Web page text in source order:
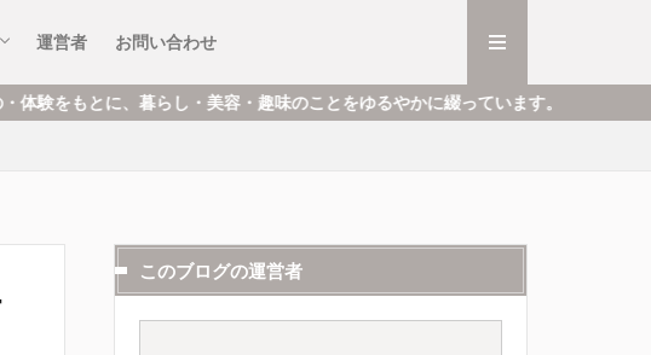
漫画・映画・ミュージカル
ごと・ものごと
に入り
っていること
運営者 お問い合わせ
・趣味のことをゆるやかに綴っています。
このブログの運営者